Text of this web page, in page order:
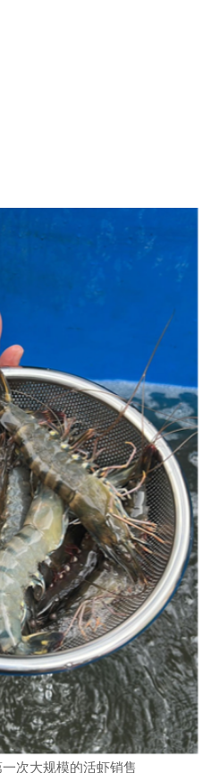
次大规模的活虾销售